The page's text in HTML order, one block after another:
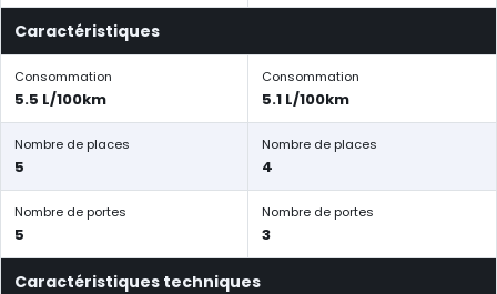
Caractéristiques
Consommation
5.5 L/100km
Consommation
5.1 L/100km
Nombre de places
5
Nombre de places
4
Nombre de portes
5
Nombre de portes
3
Caractéristiques techniques